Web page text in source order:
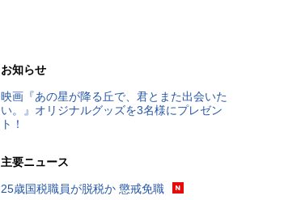
お知らせ
映画『あの星が降る丘で、君とまた出会いた
い。』オリジナルグッズを3名様にプレゼン
ト！
主要ニュース
25歳国税職員が脱税か 懲戒免職